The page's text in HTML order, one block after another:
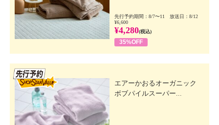
先行予約期間：8/7〜11 放送日：8/12
¥6,600
¥4,280(税込)
35%OFF
エアーかおるオーガニック
ボブパイルスーパー...